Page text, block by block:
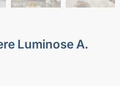
Luminose A.